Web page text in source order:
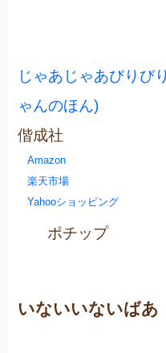
じゃあじゃあびりび
ゃんのほん)
偕成社
Amazon
楽天市場
Yahooショッピング
ポチップ
いないいないばあ